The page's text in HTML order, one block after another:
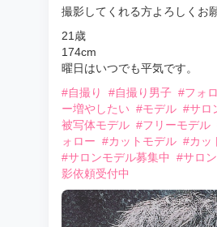
撮影してくれる方よろしくお
21歳
174cm
曜日はいつでも平気です。
#自撮り
#自撮り男子 #フォ
ー増やしたい #モデル #サロ
被写体モデル #フリーモデル
ォロー #カットモデル #カッ
#サロンモデル募集中
#サロ
影依頼受付中